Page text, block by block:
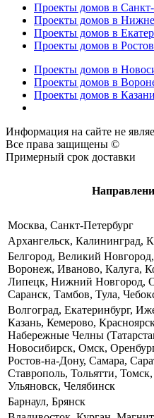
Проекты домов в
Проекты домов в
Проекты домов в
Проекты домов в
Проекты домов в
Проекты домов в
Проекты домов в Казани
Информация на сайте не
Все права защищены ©
Примерный срок доставки
Москва, Санкт-Петербург
Архангельск, Калининград,
Белгород, Великий
Воронеж, Иваново, Калуга,
Липецк, Нижний Новгород,
Саранск, Тамбов, Тула,
Волгоград, Екатеринбург,
Казань, Кемерово,
Набережные Челны
Новосибирск, Омск,
Ростов-на-Дону, Самара,
Ставрополь, Тольятти,
Ульяновск, Челябинск
Барнаул, Брянск